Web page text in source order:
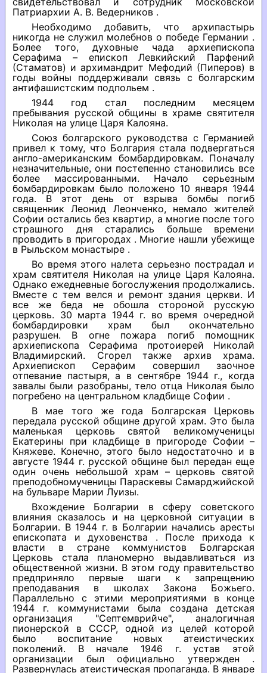
Патриархии А. В. Ведерников .
Необходимо добавить, что архипастырь
никогда не служил молебнов о победе Германии .
Более того, духовные чада архиепископа
Серафима – епископ Левкийский Парфений
(Стаматов) и архимандрит Мефодий (Пиперов) в
годы войны поддерживали связь с болгарским
антифашистским подпольем .
1944 год стал последним месяцем
пребывания русской общины в храме святителя
Николая на улице Царя Калояна.
Союз болгарского руководства с Германией
привел к тому, что Болгария стала подвергаться
англо-американским бомбардировкам. Поначалу
незначительные, они постепенно становились все
более массированными. Начало серьезным
бомбардировкам было положено 10 января 1944
года. В этот день от взрыва бомбы погиб
священник Леонид Леонченко, немало жителей
Софии остались без квартир, а многие после того
страшного дня старались больше времени
проводить в пригородах . Многие нашли убежище
в Рыльском монастыре .
Во время этого налета серьезно пострадал и
храм святителя Николая на улице Царя Калояна.
Однако ежедневные богослужения продолжались.
Вместе с тем велся и ремонт здания церкви. И
все же беда не обошла стороной русскую
церковь. 30 марта 1944 г. во время очередной
бомбардировки храм был окончательно
разрушен. В огне пожара погиб помощник
архиепископа Серафима протоиерей Николай
Владимирский. Сгорел также архив храма.
Архиепископ Серафим совершил заочное
отпевание пастыря, а в сентябре 1944 г., когда
завалы были разобраны, тело отца Николая было
погребено на центральном кладбище Софии .
В мае того же года Болгарская Церковь
передала русской общине другой храм. Это была
маленькая церковь святой великомученицы
Екатерины при кладбище в пригороде Софии –
Княжеве. Конечно, этого было недостаточно и в
августе 1944 г. русской общине был передан еще
один очень небольшой храм – церковь святой
преподобномученицы Параскевы Самарджийской
на бульваре Марии Луизы.
Вхождение Болгарии в сферу советского
влияния сказалось и на церковной ситуации в
Болгарии. В 1944 г. в Болгарии начались аресты
епископата и духовенства . После прихода к
власти в стране коммунистов Болгарская
Церковь стала планомерно выдавливаться из
общественной жизни. В этом году правительство
предприняло первые шаги к запрещению
преподавания в школах Закона Божьего.
Параллельно с этими мероприятиями в конце
1944 г. коммунистами была создана детская
организация "Септемврийче", аналогичная
пионерской в СССР, одной из целей которой
было воспитание новых атеистических
поколений. В начале 1946 г. устав этой
организации был официально утвержден .
Развернулась атеистическая пропаганда. В январе